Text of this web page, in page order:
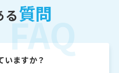
る質問
FAQ
いますか？